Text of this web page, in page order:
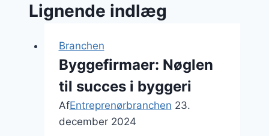
Lignende indlæg
Branchen
Byggefirmaer: Nøglen
til succes i byggeri
AfEntreprenørbranchen 23.
december 2024